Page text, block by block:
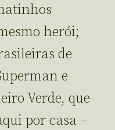
herói;
de
e
Verde, que
por casa –